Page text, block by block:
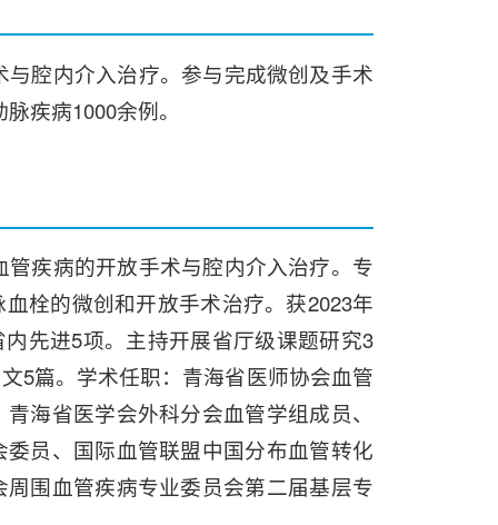
腔内介入治疗。参与完成微创及手术
疾病1000余例。
疾病的开放手术与腔内介入治疗。专
栓的微创和开放手术治疗。获2023年
先进5项。主持开展省厅级课题研究3
5篇。学术任职：青海省医师协会血管
海省医学会外科分会血管学组成员、
员、国际血管联盟中国分布血管转化
围血管疾病专业委员会第二届基层专